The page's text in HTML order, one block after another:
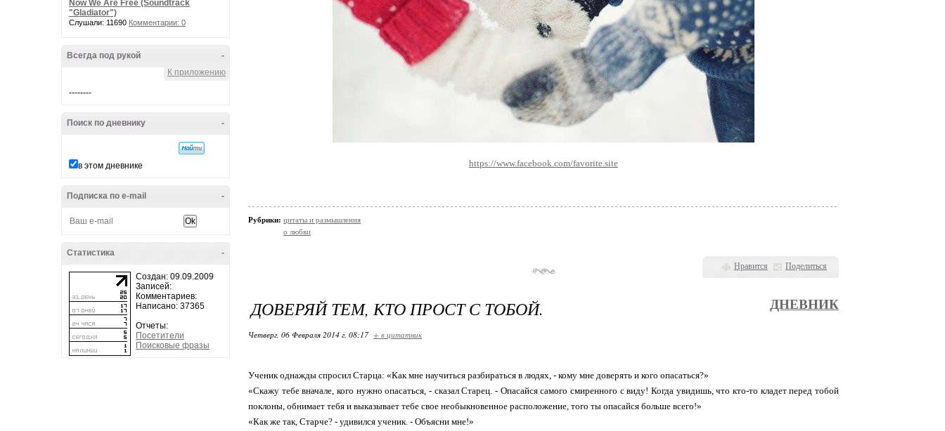
Now We Are Free (Soundtrack
"Gladiator")
Слушали: 11690 Комментарии: 0
-
Всегда под рукой
К приложению
--------
-
Поиск по дневнику
в этом дневнике
-
Подписка по e-mail
-
Статистика
Создан: 09.09.2009
Записей:
Комментариев:
Написано: 37365
Отчеты:
Посетители
Поисковые фразы
Нравится Поделиться
https://www.facebook.com/favorite.site
Рубрики: цитаты и размышления
о любви
ДОВЕРЯЙ ТЕМ, КТО ПРОСТ С ТОБОЙ. ДНЕВНИК
Четверг, 06 Февраля 2014 г. 08:17 + в цитатник
Ученик однажды спросил Старца: «Как мне научиться разбираться в людях, - кому мне доверять и кого опасаться?»
«Скажу тебе вначале, кого нужно опасаться, - сказал Старец. - Опасайся самого смиренного с виду! Когда увидишь, что кто-то кладет перед тобой
поклоны, обнимает тебя и выказывает тебе свое необыкновенное расположение, того ты опасайся больше всего!»
«Как же так, Старче? - удивился ученик. - Объясни мне!»